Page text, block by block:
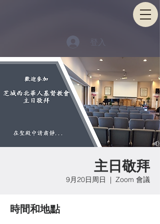
登入
主日敬拜
9月20日周日
  |
Zoom 會議
時間和地點